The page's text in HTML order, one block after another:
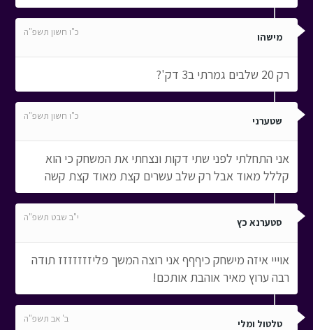
מישהו כ"ו חשון תשפ"ה
רק 20 שלבים גמרתי ב3 דק'?
שטערני כ"ו חשון תשפ"ה
אני התחלתי לפני שתי דקות ונצחתי את המשחק כי הוא
קללל מאוד אבל רק שלב עשרים קצת מאוד קצת קשה
סטערנא כץ י"ב שבט תשפ"ה
אוייי איזה מישחק כיףףף אני רוצה המשך פליזזזזזזז תודה
רבה ערוץ מאיר אוהבת אותכם!
טלטול ומלי ב' אב תשפ"ה